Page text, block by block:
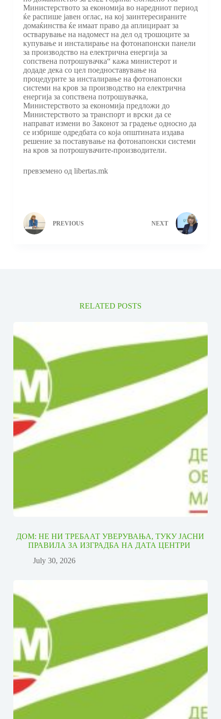
Министерството за економија во наредниот период
ќе распише јавен оглас, на кој заинтересираните
домаќинства ќе имаат право да аплицираат за
остварување на надомест на дел од трошоците за
купување и инсталирање на фотонапонски панели
за производство на електрична енергија за
сопствена потрошувачка“ кажа министерот и
додаде дека со цел поедноставување на
процедурите за инсталирање на фотонапонски
системи на кров за производство на електрична
енергија за сопствена потрошувачка,
Министерството за економија предложи до
Министерството за транспорт и врски да се
направат измени во Законот за градење односно да
се избрише одредбата со која општината издава
решение за поставување на фотонапонски системи
на кров за потрошувачите-производители.
превземено од libertas.mk
PREVIOUS NEXT
RELATED POSTS
ДОМ: НЕ НИ ТРЕБААТ УВЕРУВАЊА, ТУКУ ЈАСНИ
ПРАВИЛА ЗА ИЗГРАДБА НА ДАТА ЦЕНТРИ
July 30, 2026